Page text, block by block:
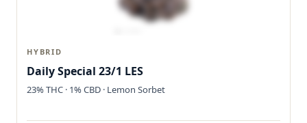
HYBRID
Daily Special 23/1 LES
23% THC · 1% CBD · Lemon Sorbet